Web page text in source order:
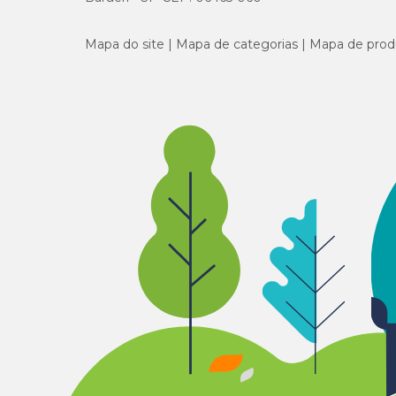
Mapa do site Mapa de categorias Mapa de